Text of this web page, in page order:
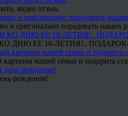
видео отзыв.
и оригинально порадовать наших
ДНЮ ЕЕ 18-ЛЕТИЯ!..
картины нашей семьи и подарить
рождения!